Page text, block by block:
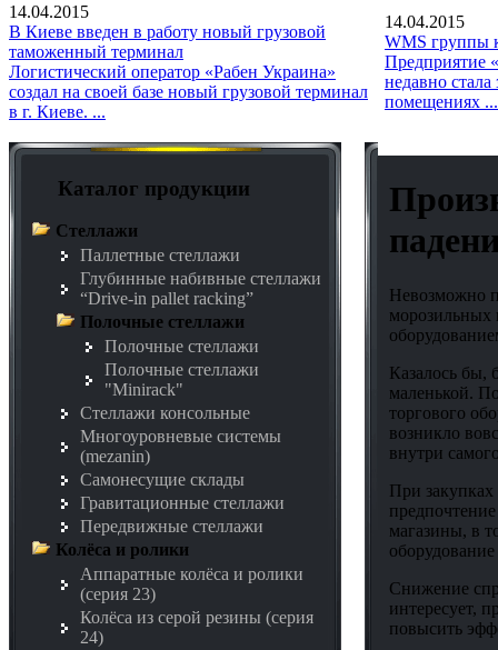
14.04.2015
В Киеве введен в работу новый грузовой
таможенный терминал
Логистический оператор «Рабен Украина»
создал на своей базе новый грузовой терминал
в г. Киеве. ...
14.04.2015
WMS группы
Предприятие
недавно
помещениях ...
Каталог продукции
Стеллажи
Паллетные стеллажи
Глубинные набивные стеллажи
“Drive-in pallet racking”
Полочные стеллажи
Полочные стеллажи
Полочные стеллажи
"Minirack"
Стеллажи консольные
Многоуровневые системы
(mezanin)
Самонесущие склады
Гравитационные стеллажи
Передвижные стеллажи
Колёса и ролики
Аппаратные колёса и ролики
(серия 23)
Колёса из серой резины (серия
24)
Невозможно
морозильных
Казалось бы,
маленькой.
торгового
возникло
внутри
При
магазины, в
Снижение
интересует,
повысить